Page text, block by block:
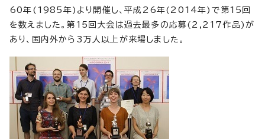
60年(1985年)より開催し、平成26年(2014年)で第15回
を数えました。第15回大会は過去最多の応募(2,217作品)が
あり、国内外から3万人以上が来場しました。